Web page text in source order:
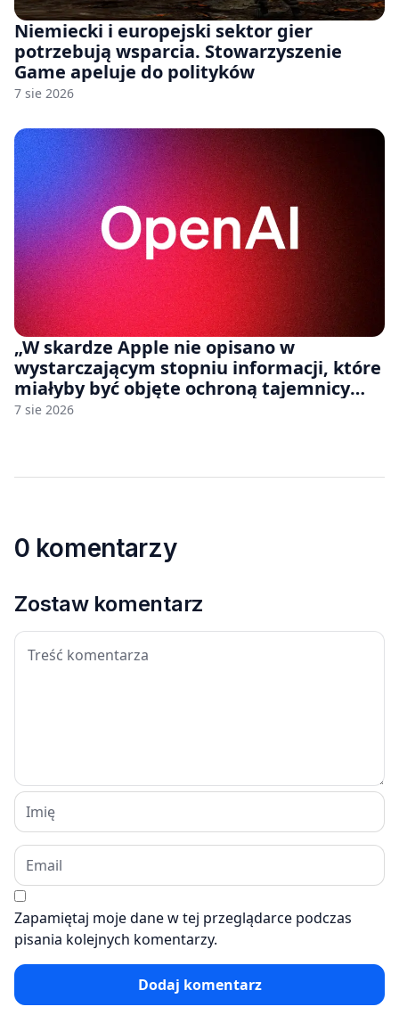
Niemiecki i europejski sektor gier
potrzebują wsparcia. Stowarzyszenie
Game apeluje do polityków
7 sie 2026
„W skardze Apple nie opisano w
wystarczającym stopniu informacji, które
miałyby być objęte ochroną tajemnicy
handlowej”. OpenAI żąda odrzucenia
7 sie 2026
0 komentarzy
Zostaw komentarz
Zapamiętaj moje dane w tej przeglądarce podczas
pisania kolejnych komentarzy.
Dodaj komentarz